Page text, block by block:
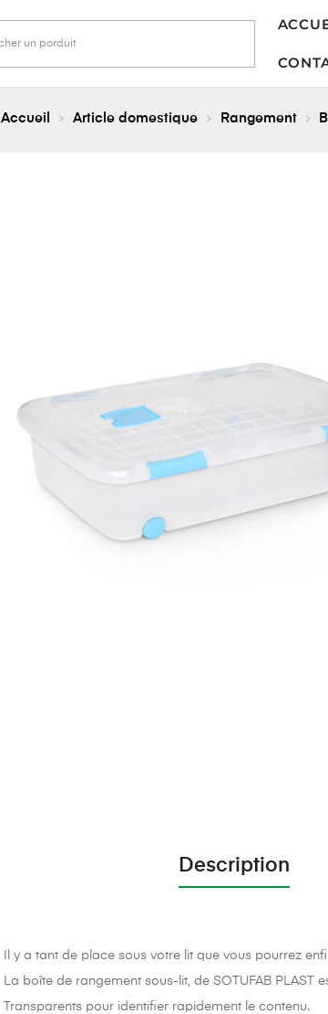
Accueil Article domestique Rangement
Description
Il y a tant de place sous votre lit que vous pourrez
La boîte de rangement sous-lit, de SOTUFAB
Transparents pour identifier rapidement le contenu.